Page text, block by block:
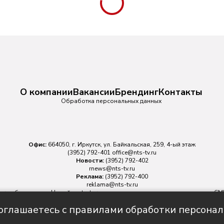
с правилами обработки
О компанииВакансииБрендингКонтакты
Обработка персональных данных
Офис: 664050, г. Иркутск, ул. Байкальская, 259, 4-ый этаж
(3952) 792-401 office@nts-tv.ru
Новости: (3952) 792-402
rnews@nts-tv.ru
Реклама: (3952) 792-400
reklama@nts-tv.ru
обязательна. На сайте nts-tv.ru размещаются в том числе материалы
Главный редактор ИА "НТС" Иштулкин Евгений Александрович16+